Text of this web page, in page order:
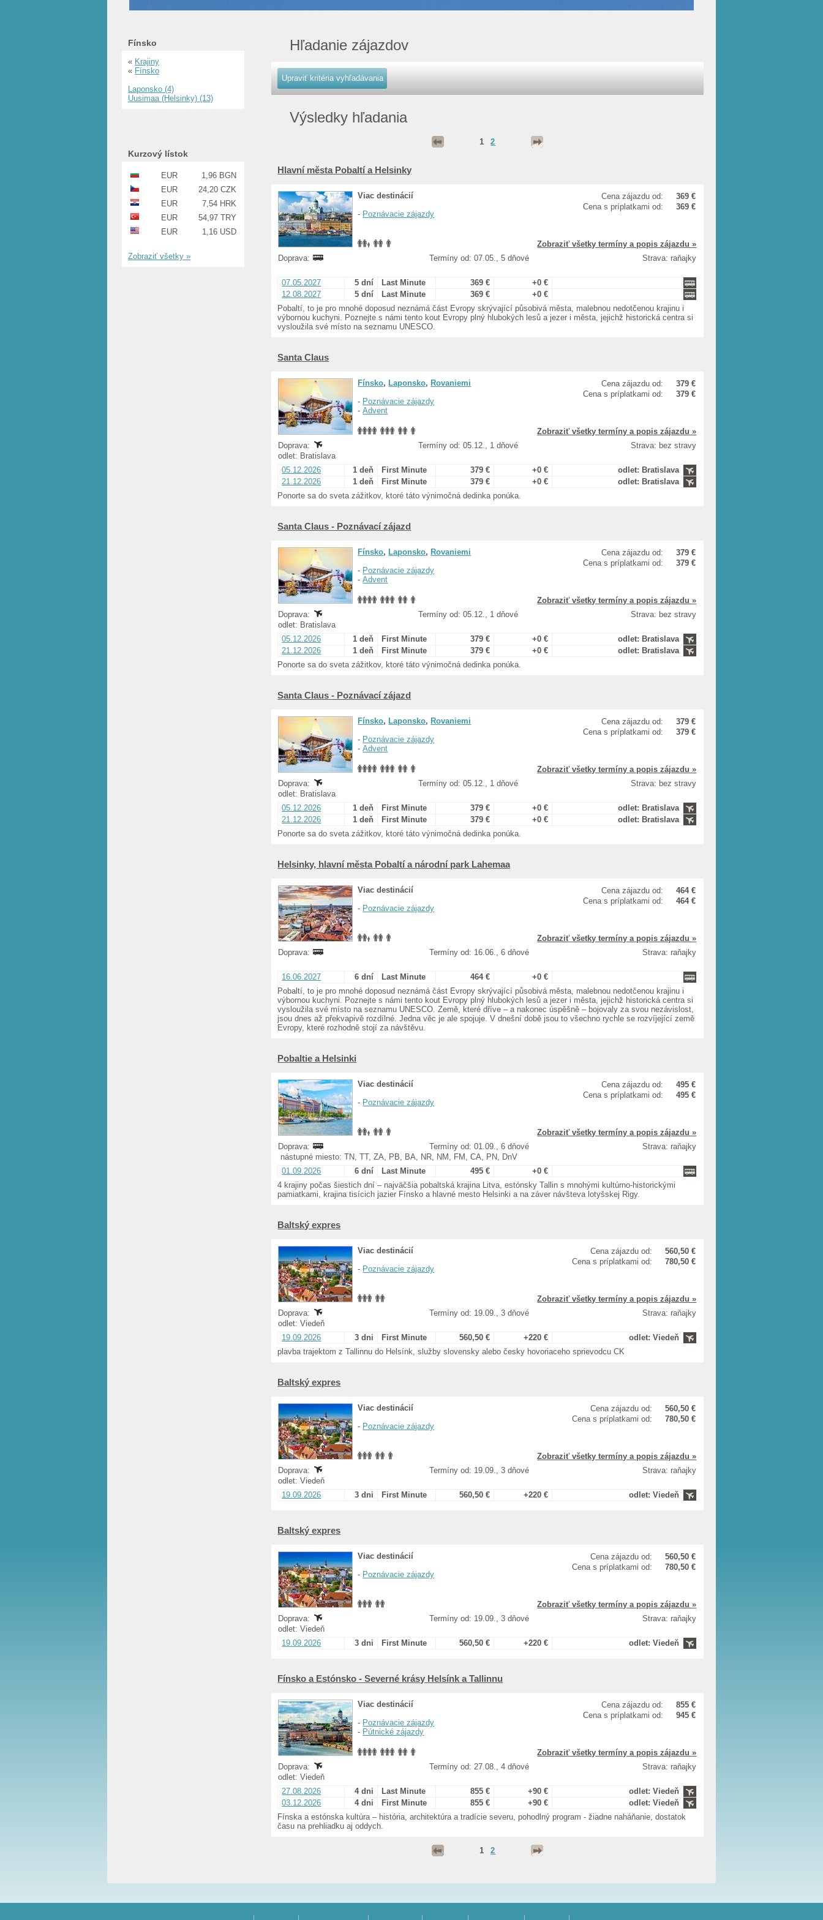
Hľadanie zájazdov
Výsledky hľadania
1 2
Hlavní města Pobaltí a Helsinky
Cena zájazdu od:
369 €
Cena s príplatkami od:
369 €
Viac destinácií
- Poznávacie zájazdy
Zobraziť všetky termíny a popis zájazdu »
Doprava:
Termíny od: 07.05., 5 dňové Strava: raňajky
07.05.2027 5 dní Last Minute 369 €
+0 €
12.08.2027
5 dní Last Minute 369 €
+0 €
Pobaltí, to je pro mnohé doposud neznámá část Evropy skrývající působivá města, malebnou nedotčenou krajinu i
výbornou kuchyni. Poznejte s námi tento kout Evropy plný hlubokých lesů a jezer i města, jejichž historická centra si
vysloužila své místo na seznamu UNESCO.
Santa Claus
Cena zájazdu od:
379 €
Cena s príplatkami od:
379 €
Fínsko, Laponsko, Rovaniemi
- Poznávacie zájazdy
-Advent
Zobraziť všetky termíny a popis zájazdu »
Doprava:
Termíny od: 05.12., 1 dňové
Strava: bez stravy
odlet: Bratislava
05.12.2026
1 deň First Minute 379 € +0 €
odlet: Bratislava
21.12.2026
1 deň First Minute 379 € +0 €
odlet: Bratislava
Ponorte sa do sveta zážitkov, ktoré táto výnimočná dedinka ponúka.
Santa Claus - Poznávací zájazd
Cena zájazdu od:
379 €
Cena s príplatkami od:
379 €
Fínsko, Laponsko, Rovaniemi
- Poznávacie zájazdy
-Advent
Zobraziť všetky termíny a popis zájazdu »
Doprava:
Termíny od: 05.12., 1 dňové
Strava: bez stravy
odlet: Bratislava
05.12.2026
1 deň First Minute 379 € +0 €
odlet: Bratislava
21.12.2026
1 deň First Minute 379 € +0 €
odlet: Bratislava
Ponorte sa do sveta zážitkov, ktoré táto výnimočná dedinka ponúka.
Santa Claus - Poznávací zájazd
Cena zájazdu od:
379 €
Cena s príplatkami od:
379 €
Fínsko, Laponsko, Rovaniemi
- Poznávacie zájazdy
-Advent
Zobraziť všetky termíny a popis zájazdu »
Doprava:
Termíny od: 05.12., 1 dňové
Strava: bez stravy
odlet: Bratislava
05.12.2026
1 deň First Minute 379 € +0 €
odlet: Bratislava
21.12.2026
1 deň First Minute 379 € +0 €
odlet: Bratislava
Ponorte sa do sveta zážitkov, ktoré táto výnimočná dedinka ponúka.
Helsinky, hlavní města Pobaltí a národní park Lahemaa
Cena zájazdu od:
464 €
Cena s príplatkami od:
464 €
Viac destinácií
- Poznávacie zájazdy
Zobraziť všetky termíny a popis zájazdu »
Doprava:
Termíny od: 16.06., 6 dňové Strava: raňajky
16.06.2027 6 dní Last Minute 464 €
+0 €
Pobaltí, to je pro mnohé doposud neznámá část Evropy skrývající působivá města, malebnou nedotčenou krajinu i
výbornou kuchyni. Poznejte s námi tento kout Evropy plný hlubokých lesů a jezer i města, jejichž historická centra si
vysloužila své místo na seznamu UNESCO. Země, které dříve – a nakonec úspěšně – bojovaly za svou nezávislost,
jsou dnes až překvapivě rozdílné. Jedna věc je ale spojuje. V dnešní době jsou to všechno rychle se rozvíjející země
Evropy, které rozhodně stojí za návštěvu.
Pobaltie a Helsinki
Cena zájazdu od:
495 €
Cena s príplatkami od:
495 €
Viac destinácií
- Poznávacie zájazdy
Zobraziť všetky termíny a popis zájazdu »
Doprava:
Termíny od: 01.09., 6 dňové
Strava: raňajky
nástupné miesto: TN, TT, ZA, PB, BA, NR, NM, FM, CA, PN, DnV
01.09.2026
6 dní Last Minute 495 €
+0 €
4 krajiny počas šiestich dní – najväčšia pobaltská krajina Litva, estónsky Tallin s mnohými kultúrno-historickými
pamiatkami, krajina tisícich jazier Fínsko a hlavné mesto Helsinki a na záver návšteva lotyšskej Rigy.
Baltský expres
Cena zájazdu od:
560,50 €
Cena s príplatkami od:
780,50 €
Viac destinácií
- Poznávacie zájazdy
Zobraziť všetky termíny a popis zájazdu »
Doprava:
Termíny od: 19.09., 3 dňové
Strava: raňajky
odlet: Viedeň
19.09.2026
3 dni First Minute 560,50 € +220 €
odlet: Viedeň
plavba trajektom z Tallinnu do Helsínk, služby slovensky alebo česky hovoriaceho sprievodcu CK
Baltský expres
Cena zájazdu od:
560,50 €
Cena s príplatkami od:
780,50 €
Viac destinácií
- Poznávacie zájazdy
Zobraziť všetky termíny a popis zájazdu »
Doprava:
Termíny od: 19.09., 3 dňové
Strava: raňajky
odlet: Viedeň
19.09.2026
3 dni First Minute 560,50 € +220 € odlet: Viedeň
Baltský expres
Cena zájazdu od:
560,50 €
Cena s príplatkami od:
780,50 €
Viac destinácií
- Poznávacie zájazdy
Zobraziť všetky termíny a popis zájazdu »
Doprava:
Termíny od: 19.09., 3 dňové
Strava: raňajky
odlet: Viedeň
19.09.2026
3 dni First Minute 560,50 € +220 € odlet: Viedeň
Fínsko a Estónsko - Severné krásy Helsínk a Tallinnu
Cena zájazdu od:
855 €
Cena s príplatkami od:
945 €
Viac destinácií
- Poznávacie zájazdy
- Pútnické zájazdy
Zobraziť všetky termíny a popis zájazdu »
Doprava:
Termíny od: 27.08., 4 dňové
Strava: raňajky
odlet: Viedeň
27.08.2026
4 dni Last Minute 855 € +90 €
odlet: Viedeň
03.12.2026
4 dni First Minute 855 € +90 €
odlet: Viedeň
Fínska a estónska kultúra – história, architektúra a tradície severu, pohodlný program - žiadne naháňanie, dostatok
času na prehliadku aj oddych.
1 2
Fínsko
« Krajiny
« Fínsko
Laponsko (4)
Uusimaa (Helsinky) (13)
Kurzový lístok
EUR
1,96 BGN
EUR
24,20 CZK
EUR
7,54 HRK
EUR
54,97 TRY
EUR
1,16 USD
Zobraziť všetky »